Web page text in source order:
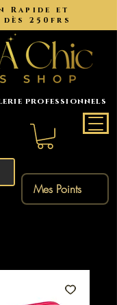
Rapide et
250frs
professionnels
Mes Points